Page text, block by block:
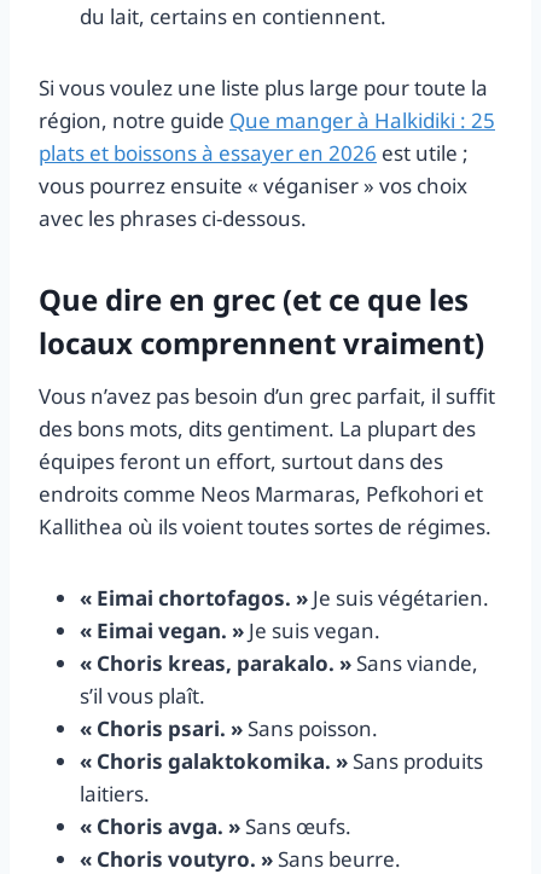
du lait, certains en contiennent.
Si vous voulez une liste plus large pour toute la
région, notre guide Que manger à Halkidiki : 25
plats et boissons à essayer en 2026 est utile ;
vous pourrez ensuite « véganiser » vos choix
avec les phrases ci-dessous.
Que dire en grec (et ce que les
locaux comprennent vraiment)
Vous n’avez pas besoin d’un grec parfait, il suffit
des bons mots, dits gentiment. La plupart des
équipes feront un effort, surtout dans des
endroits comme Neos Marmaras, Pefkohori et
Kallithea où ils voient toutes sortes de régimes.
« Eimai chortofagos. » Je suis végétarien.
« Eimai vegan. » Je suis vegan.
« Choris kreas, parakalo. »Sans viande,
s’il vous plaît.
« Choris psari. »Sans poisson.
« Choris galaktokomika. »Sans produits
laitiers.
« Choris avga. »Sans œufs.
« Choris voutyro. »Sans beurre.